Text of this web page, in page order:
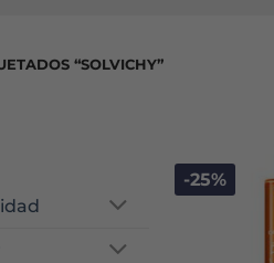
“SOLVICHY”
-25%